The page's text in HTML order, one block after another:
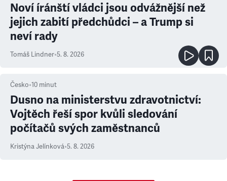
Noví íránští vládci jsou odvážnější než
jejich zabití předchůdci – a Trump si
neví rady
Tomáš Lindner•5. 8. 2026
Česko•10 minut
Dusno na ministerstvu zdravotnictví:
Vojtěch řeší spor kvůli sledování
počítačů svých zaměstnanců
Kristýna Jelínková•5. 8. 2026